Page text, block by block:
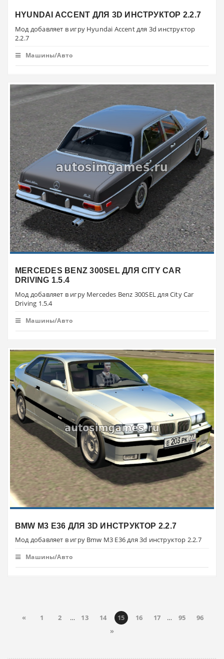
HYUNDAI ACCENT ДЛЯ 3D ИНСТРУКТОР 2.2.7
Мод добавляет в игру Hyundai Accent для 3d инструктор
2.2.7
Машины/Авто
MERCEDES BENZ 300SEL ДЛЯ CITY CAR
DRIVING 1.5.4
Мод добавляет в игру Mercedes Benz 300SEL для City Car
Driving 1.5.4
Машины/Авто
BMW M3 E36 ДЛЯ 3D ИНСТРУКТОР 2.2.7
Мод добавляет в игру Bmw M3 E36 для 3d инструктор 2.2.7
Машины/Авто
« 1 2 … 13 14 15 16 17 … 95
96
»